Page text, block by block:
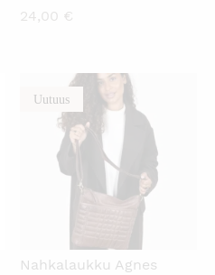
24,00 €
UutuusKATSO PIKANÄKYMÄ
Nahkalaukku Agnes